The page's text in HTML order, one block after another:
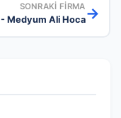
SONRAKI FIRMA
Medyum Ali Hoca→